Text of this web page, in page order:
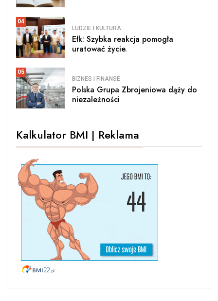
04
LUDZIE I KULTURA
Ełk: Szybka reakcja pomogła
uratować życie.
05
BIZNES I FINANSE
Polska Grupa Zbrojeniowa dąży do
niezależności
Kalkulator BMI | Reklama